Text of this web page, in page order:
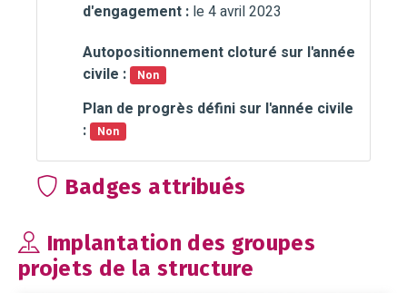
d'engagement : le 4 avril 2023
Autopositionnement cloturé sur l'année
civile :
Non
Plan de progrès défini sur l'année civile
:
Non
Badges attribués
Implantation des groupes
projets de la structure